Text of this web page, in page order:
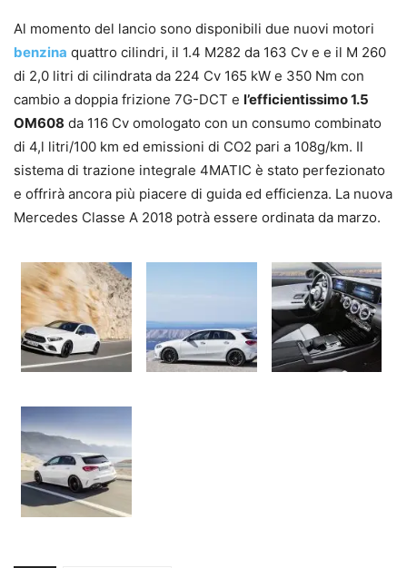
Al momento del lancio sono disponibili due nuovi motori
benzina quattro cilindri, il 1.4 M282 da 163 Cv e e il M 260
di 2,0 litri di cilindrata da 224 Cv 165 kW e 350 Nm con
cambio a doppia frizione 7G-DCT e l’efficientissimo 1.5
OM608 da 116 Cv omologato con un consumo combinato
di 4,l litri/100 km ed emissioni di CO2 pari a 108g/km. Il
sistema di trazione integrale 4MATIC è stato perfezionato
e offrirà ancora più piacere di guida ed efficienza. La nuova
Mercedes Classe A 2018 potrà essere ordinata da marzo.